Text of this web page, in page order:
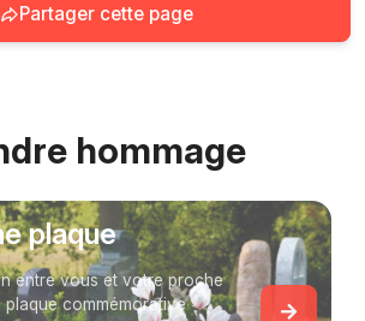
Partager cette page
hommage
plaque
entre vous et votre proche
commémorative